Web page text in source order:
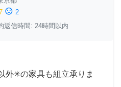
sentiment_dissatisfied 2
返信時間: 24時間以内
外✳︎の家具も組立承りま